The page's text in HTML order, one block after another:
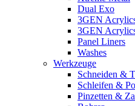
Dual Exo
3GEN
3GEN
Panel Liners
Washes
Werkzeuge
Schneiden &
Schleifen &
Pinzetten &